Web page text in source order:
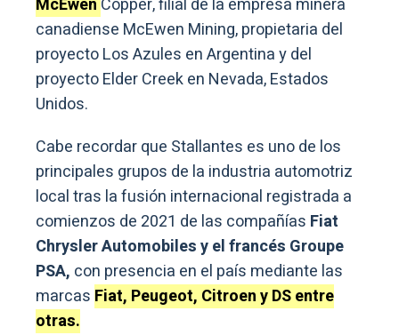
McEwen Copper, filial de la empresa minera
canadiense McEwen Mining, propietaria del
proyecto Los Azules en Argentina y del
proyecto Elder Creek en Nevada, Estados
Unidos.
Cabe recordar que Stallantes es uno de los
principales grupos de la industria automotriz
local tras la fusión internacional registrada a
comienzos de 2021 de las compañías Fiat
Chrysler Automobiles y el francés Groupe
PSA, con presencia en el país mediante las
marcas Fiat, Peugeot, Citroen y DS entre
otras.